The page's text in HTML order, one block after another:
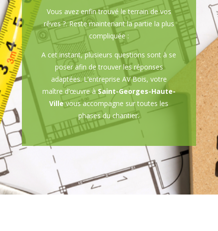
Vous avez enfin trouvé le terrain de vos
rêves ?. Reste maintenant la partie la plus
compliquée :
A cet instant, plusieurs questions sont à se
poser afin de trouver les réponses
adaptées. L’entreprise AV Bois, votre
maître d’œuvre àSaint-Georges-Haute-
Villevous accompagne sur toutes les
phases du chantier.